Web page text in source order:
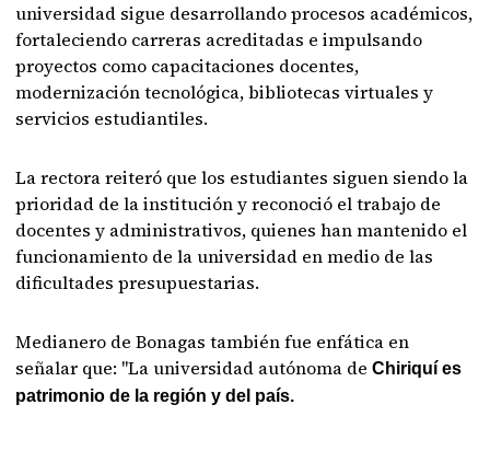
universidad sigue desarrollando procesos académicos,
fortaleciendo carreras acreditadas e impulsando
proyectos como capacitaciones docentes,
modernización tecnológica, bibliotecas virtuales y
servicios estudiantiles.
La rectora reiteró que los estudiantes siguen siendo la
prioridad de la institución y reconoció el trabajo de
docentes y administrativos, quienes han mantenido el
funcionamiento de la universidad en medio de las
dificultades presupuestarias.
Medianero de Bonagas también fue enfática en
señalar que: "La universidad autónoma de Chiriquí es
patrimonio de la región y del país.